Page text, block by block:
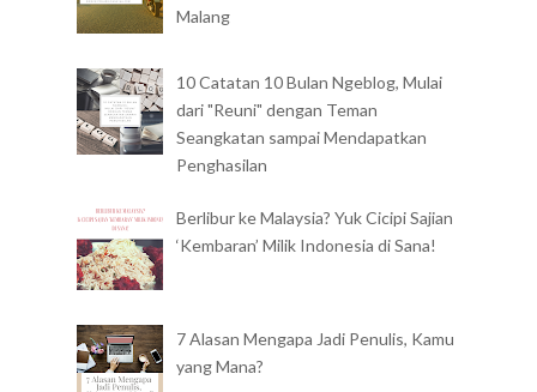
Malang
10 Catatan 10 Bulan Ngeblog, Mulai
dari "Reuni" dengan Teman
Seangkatan sampai Mendapatkan
Penghasilan
Berlibur ke Malaysia? Yuk Cicipi Sajian
‘Kembaran’ Milik Indonesia di Sana!
7 Alasan Mengapa Jadi Penulis, Kamu
yang Mana?